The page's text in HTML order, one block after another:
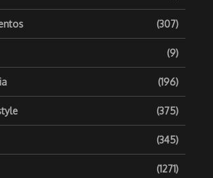
(307)
(9)
(196)
(375)
(345)
(1271)